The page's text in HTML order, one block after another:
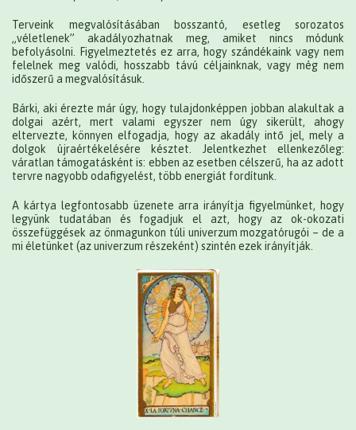
Terveink megvalósításában bosszantó, esetleg sorozatos
„véletlenek” akadályozhatnak meg, amiket nincs módunk
befolyásolni. Figyelmeztetés ez arra, hogy szándékaink vagy nem
felelnek meg valódi, hosszabb távú céljainknak, vagy még nem
időszerű a megvalósításuk.
Bárki, aki érezte már úgy, hogy tulajdonképpen jobban alakultak a
dolgai azért, mert valami egyszer nem úgy sikerült, ahogy
eltervezte, könnyen elfogadja, hogy az akadály intő jel, mely a
dolgok újraértékelésére késztet. Jelentkezhet ellenkezőleg:
váratlan támogatásként is: ebben az esetben célszerű, ha az adott
tervre nagyobb odafigyelést, több energiát fordítunk.
A kártya legfontosabb üzenete arra irányítja figyelmünket, hogy
legyünk tudatában és fogadjuk el azt, hogy az ok-okozati
összefüggések az önmagunkon túli univerzum mozgatórugói – de a
mi életünket (az univerzum részeként) szintén ezek irányítják.